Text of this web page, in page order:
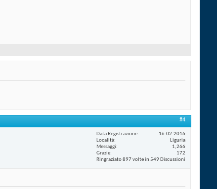
#4
Data Registrazione
16-02-2016
Località
Liguria
Messaggi
1,266
Grazie
172
Ringraziato 897 volte in 549 Discussioni